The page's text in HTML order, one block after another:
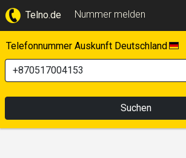
Telno.de Nummer melden
Telefonnummer Auskunft Deutschland
Suchen